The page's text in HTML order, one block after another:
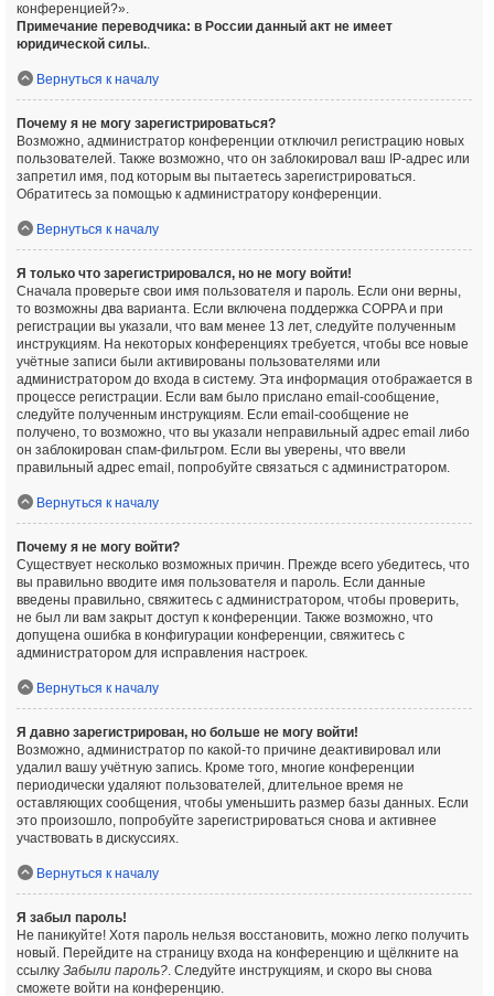
конференцией?».
Примечание переводчика: в России данный акт не имеет
юридической силы..
Вернуться к началу
Почему я не могу зарегистрироваться?
Возможно, администратор конференции отключил регистрацию новых
пользователей. Также возможно, что он заблокировал ваш IP-адрес или
запретил имя, под которым вы пытаетесь зарегистрироваться.
Обратитесь за помощью к администратору конференции.
Вернуться к началу
Я только что зарегистрировался, но не могу войти!
Сначала проверьте свои имя пользователя и пароль. Если они верны,
то возможны два варианта. Если включена поддержка COPPA и при
регистрации вы указали, что вам менее 13 лет, следуйте полученным
инструкциям. На некоторых конференциях требуется, чтобы все новые
учётные записи были активированы пользователями или
администратором до входа в систему. Эта информация отображается в
процессе регистрации. Если вам было прислано email-сообщение,
следуйте полученным инструкциям. Если email-сообщение не
получено, то возможно, что вы указали неправильный адрес email либо
он заблокирован спам-фильтром. Если вы уверены, что ввели
правильный адрес email, попробуйте связаться с администратором.
Вернуться к началу
Почему я не могу войти?
Существует несколько возможных причин. Прежде всего убедитесь, что
вы правильно вводите имя пользователя и пароль. Если данные
введены правильно, свяжитесь с администратором, чтобы проверить,
не был ли вам закрыт доступ к конференции. Также возможно, что
допущена ошибка в конфигурации конференции, свяжитесь с
администратором для исправления настроек.
Вернуться к началу
Я давно зарегистрирован, но больше не могу войти!
Возможно, администратор по какой-то причине деактивировал или
удалил вашу учётную запись. Кроме того, многие конференции
периодически удаляют пользователей, длительное время не
оставляющих сообщения, чтобы уменьшить размер базы данных. Если
это произошло, попробуйте зарегистрироваться снова и активнее
участвовать в дискуссиях.
Вернуться к началу
Я забыл пароль!
Не паникуйте! Хотя пароль нельзя восстановить, можно легко получить
новый. Перейдите на страницу входа на конференцию и щёлкните на
ссылку Забыли пароль?. Следуйте инструкциям, и скоро вы снова
сможете войти на конференцию.